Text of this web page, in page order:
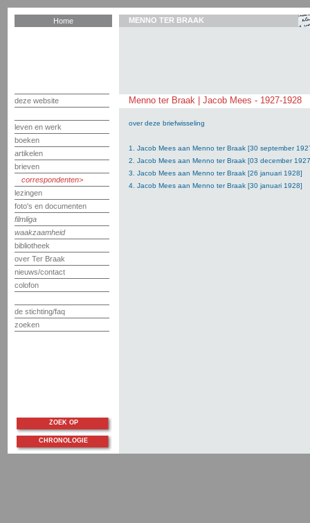
Home
deze website
leven en werk
boeken
artikelen
brieven
correspondenten
lezingen
foto's en documenten
filmliga
waakzaamheid
bibliotheek
over Ter Braak
nieuws/contact
colofon
de stichting/faq
zoeken
MENNO TER BRAAK
Menno ter Braak | Jacob Mees - 1927-1928
over deze briefwisseling
1. Jacob Mees aan Menno ter Braak [30 september
2. Jacob Mees aan Menno ter Braak [03 december
3. Jacob Mees aan Menno ter Braak [26 januari 1928]
4. Jacob Mees aan Menno ter Braak [30 januari 1928]
ZOEK OP
CHRONOLOGIE